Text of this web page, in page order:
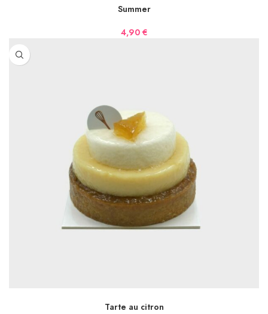
Summer
4,90 €
Tarte au citron